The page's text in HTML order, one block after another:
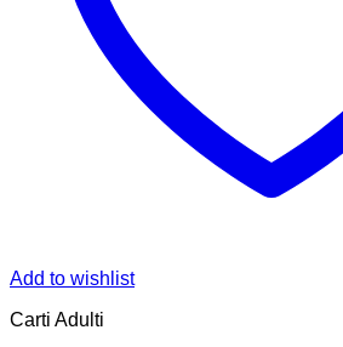
Add to wishlist
Carti Adulti